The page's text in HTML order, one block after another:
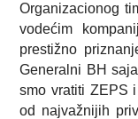
Organizacionog
vodećim
prestižno
Generalni BH
smo vratiti ZEPS
od najvažnijih